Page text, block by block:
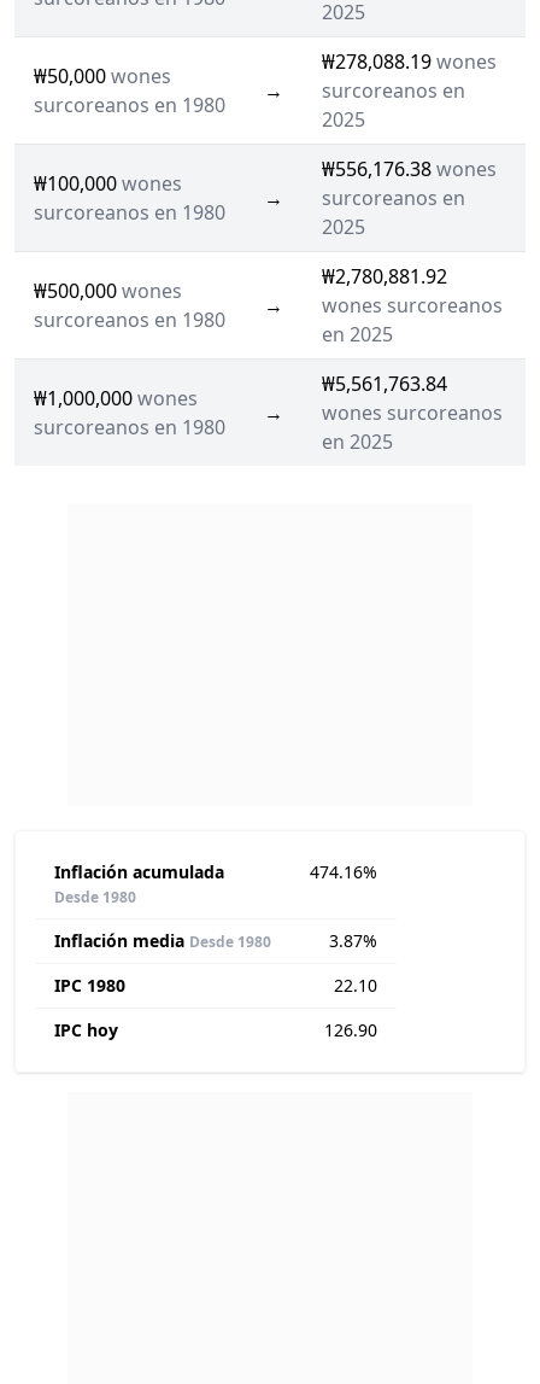
2025
₩50,000wones
surcoreanos en 1980
→
₩278,088.19wones
surcoreanos en
2025
₩100,000wones
surcoreanos en 1980
→
₩556,176.38wones
surcoreanos en
2025
₩500,000wones
surcoreanos en 1980
→
₩2,780,881.92
wones surcoreanos
en 2025
₩1,000,000wones
surcoreanos en 1980
→
₩5,561,763.84
wones surcoreanos
en 2025
Inflación acumulada
Desde 1980
474.16%
Inflación media Desde 1980
3.87%
IPC 1980
22.10
IPC hoy
126.90